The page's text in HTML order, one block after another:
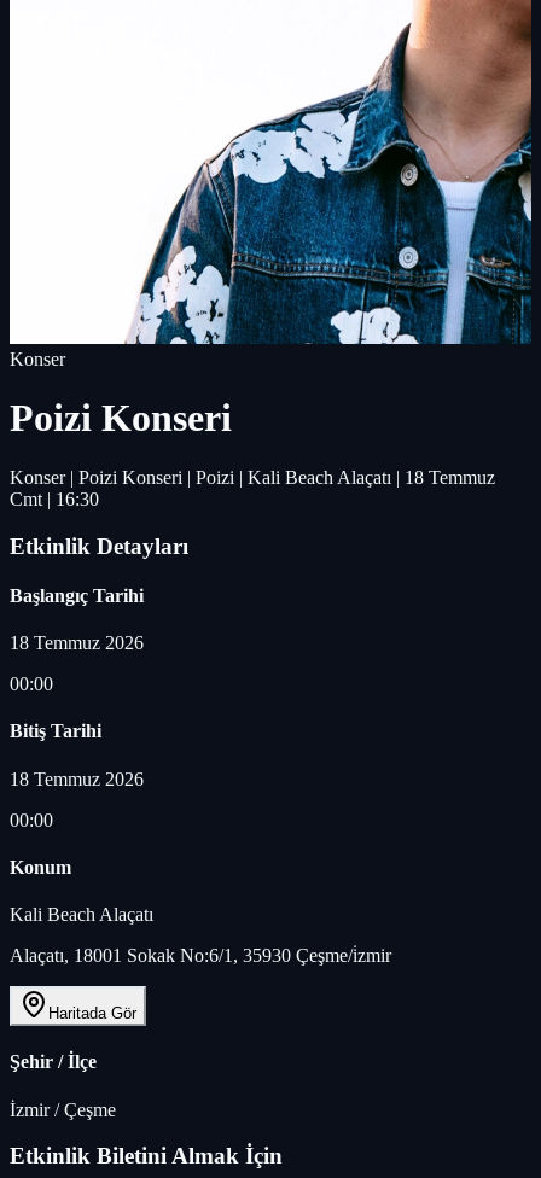
Konser
Poizi Konseri
Konser | Poizi Konseri | Poizi | Kali Beach Alaçatı | 18 Temmuz
Cmt | 16:30
Etkinlik Detayları
Başlangıç Tarihi
18 Temmuz 2026
00:00
Bitiş Tarihi
18 Temmuz 2026
00:00
Konum
Kali Beach Alaçatı
Alaçatı, 18001 Sokak No:6/1, 35930 Çeşme/i̇zmir
Haritada Gör
Şehir / İlçe
İzmir/Çeşme
Etkinlik Biletini Almak İçin